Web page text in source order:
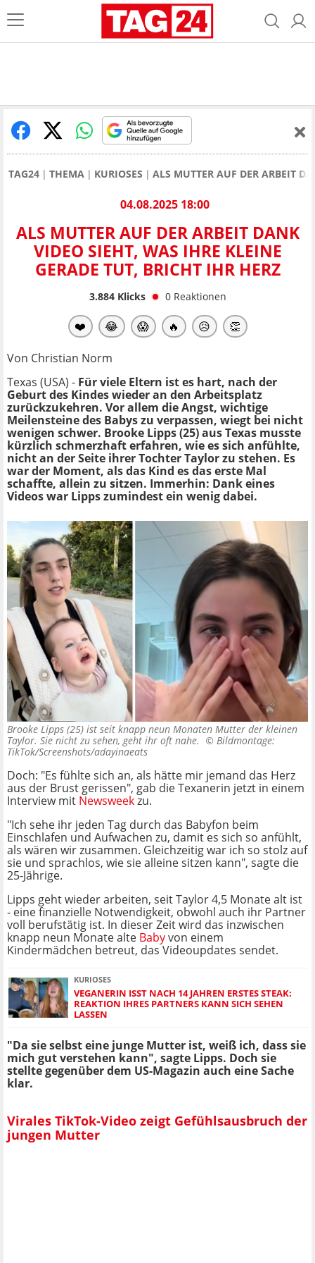
TAG24 THEMA KURIOSES ALS MUTTER AUF DER ARBEIT
04.08.2025 18:00
ALS MUTTER AUF DER ARBEIT DANK
VIDEO SIEHT, WAS IHRE KLEINE
GERADE TUT, BRICHT IHR HERZ
3.884Klicks 0 Reaktionen
❤️ 😂 😱 🔥 😥 👏
Von Christian Norm
Texas (USA) - Für viele Eltern ist es hart, nach der
Geburt des Kindes wieder an den Arbeitsplatz
zurückzukehren. Vor allem die Angst, wichtige
Meilensteine des Babys zu verpassen, wiegt bei nicht
wenigen schwer. Brooke Lipps (25) aus Texas musste
kürzlich schmerzhaft erfahren, wie es sich anfühlte,
nicht an der Seite ihrer Tochter Taylor zu stehen. Es
war der Moment, als das Kind es das erste Mal
schaffte, allein zu sitzen. Immerhin: Dank eines
Videos war Lipps zumindest ein wenig dabei.
Brooke Lipps (25) ist seit knapp neun Monaten Mutter der kleinen
Taylor. Sie nicht zu sehen, geht ihr oft nahe. © Bildmontage:
TikTok/Screenshots/adayinaeats
Doch: "Es fühlte sich an, als hätte mir jemand das Herz
aus der Brust gerissen", gab die Texanerin jetzt in einem
Interview mit Newsweekzu.
"Ich sehe ihr jeden Tag durch das Babyfon beim
Einschlafen und Aufwachen zu, damit es sich so anfühlt,
als wären wir zusammen. Gleichzeitig war ich so stolz auf
sie und sprachlos, wie sie alleine sitzen kann", sagte die
25-Jährige.
Lipps geht wieder arbeiten, seit Taylor 4,5 Monate alt ist
- eine finanzielle Notwendigkeit, obwohl auch ihr Partner
voll berufstätig ist. In dieser Zeit wird das inzwischen
knapp neun Monate alte Babyvon einem
Kindermädchen betreut, das Videoupdates sendet.
KURIOSES
VEGANERIN ISST NACH 14 JAHREN ERSTES STEAK:
REAKTION IHRES PARTNERS KANN SICH SEHEN
LASSEN
"Da sie selbst eine junge Mutter ist, weiß ich, dass sie
mich gut verstehen kann", sagte Lipps. Doch sie
stellte gegenüber dem US-Magazin auch eine Sache
klar.
Virales TikTok-Video zeigt Gefühlsausbruch der
jungen Mutter